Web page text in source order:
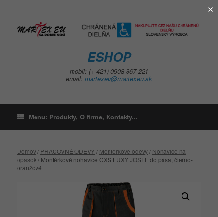
ESHOP
mobil: (+ 421) 0908 367 221
email: martexeu@martexeu.sk
Menu: Produkty, O firme, Kontakty...
Domov/ PRACOVNÉ ODEVY/ Montérkové odevy/ Nohavice na
opasok / Montérkové nohavice CXS LUXY JOSEF do pása, čierno-
oranžové
×